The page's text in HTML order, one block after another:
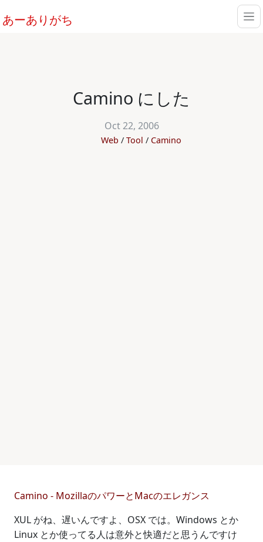
あーありがち
Camino にした
Oct 22, 2006
Web Tool Camino
Camino - MozillaのパワーとMacのエレガンス
XUL がね、遅いんですよ、OSX では。Windows とか
Linux とか使ってる人は意外と快適だと思うんですけ